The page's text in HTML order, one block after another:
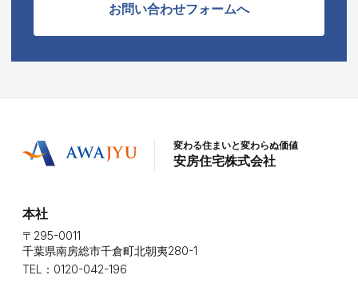
お問い合わせフォームへ
変わる住まいと変わらぬ価値
安房住宅株式会社
本社
〒295-0011
千葉県南房総市千倉町北朝夷280-1
TEL：0120-042-196